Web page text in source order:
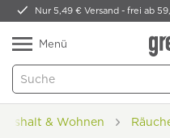
Nur 5,49 € Versand -frei ab
Menü
& Wohnen